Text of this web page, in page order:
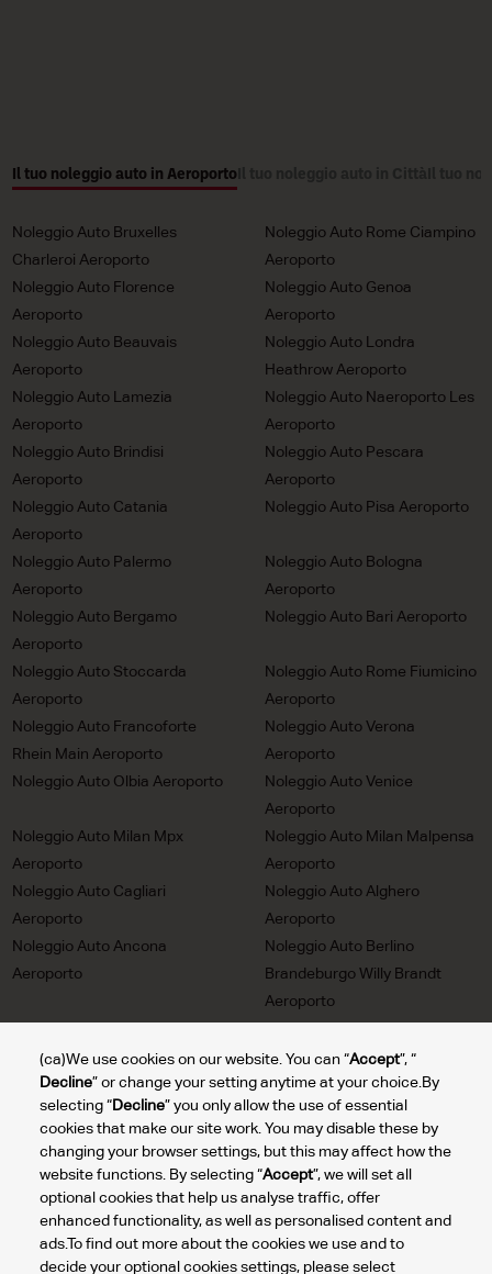
(ca)We use cookies on our website. You can “Accept”, “
Decline” or change your setting anytime at your choice.By
selecting “ Decline” you only allow the use of essential
cookies that make our site work. You may disable these by
changing your browser settings, but this may affect how the
website functions. By selecting “Accept”, we will set all
optional cookies that help us analyse traffic, offer
enhanced functionality, as well as personalised content and
ads.To find out more about the cookies we use and to
decide your optional cookies settings, please select
Il tuo noleggio auto in Aeroporto
Noleggio Auto Bruxelles
Charleroi Aeroporto
Noleggio Auto Rome Ciampino
Aeroporto
Noleggio Auto Florence
Aeroporto
Noleggio Auto Genoa
Aeroporto
Noleggio Auto Beauvais
Aeroporto
Noleggio Auto Londra
Heathrow Aeroporto
Noleggio Auto Lamezia
Aeroporto
Noleggio Auto Naeroporto Les
Aeroporto
Noleggio Auto Brindisi
Aeroporto
Noleggio Auto Pescara
Aeroporto
Noleggio Auto Catania
Aeroporto
Noleggio Auto Pisa Aeroporto
Noleggio Auto Palermo
Aeroporto
Noleggio Auto Bologna
Aeroporto
Noleggio Auto Bergamo
Aeroporto
Noleggio Auto Bari Aeroporto
Noleggio Auto Stoccarda
Aeroporto
Noleggio Auto Rome Fiumicino
Aeroporto
Noleggio Auto Francoforte
Rhein Main Aeroporto
Noleggio Auto Verona
Aeroporto
Noleggio Auto Olbia Aeroporto
Noleggio Auto Venice
Aeroporto
Noleggio Auto Milan Mpx
Aeroporto
Noleggio Auto Milan Malpensa
Aeroporto
Noleggio Auto Cagliari
Aeroporto
Noleggio Auto Alghero
Aeroporto
Noleggio Auto Ancona
Aeroporto
Noleggio Auto Berlino
Brandeburgo Willy Brandt
Aeroporto
Aeroporto
Aeroporto
Noleggio Auto Turin Aeroporto
Noleggio Auto Lione Saint
Exupery Aeroporto
Aeroporto
Noleggio Auto Reggio Calabria
Aeroporto
Noleggio Auto Comiso
Aeroporto Ciy
Noleggio Auto Rome Aeroporto